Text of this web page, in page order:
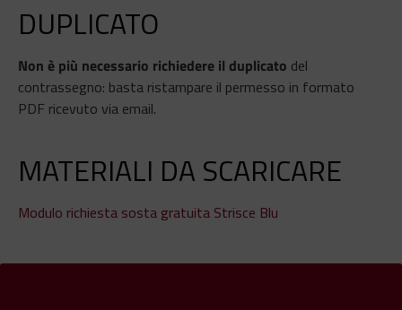
DUPLICATO
Non è più necessario richiedere il duplicato del
contrassegno: basta ristampare il permesso in formato
PDF ricevuto via email.
MATERIALI DA SCARICARE
Modulo richiesta sosta gratuita Strisce Blu